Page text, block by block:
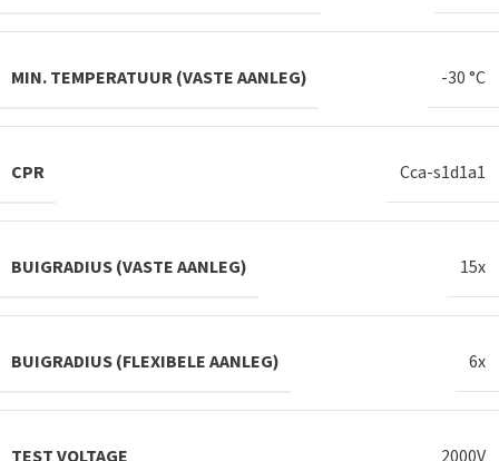
MIN. TEMPERATUUR (VASTE AANLEG) -30 °C
CPR Cca-s1d1a1
BUIGRADIUS (VASTE AANLEG) 15x
BUIGRADIUS (FLEXIBELE AANLEG) 6x